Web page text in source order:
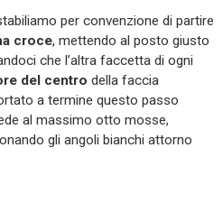
per convenzione di partire
croce, mettendo al posto giusto
che l’altra faccetta di ogni
del centro della faccia
a termine questo passo
al massimo otto mosse,
gli angoli bianchi attorno